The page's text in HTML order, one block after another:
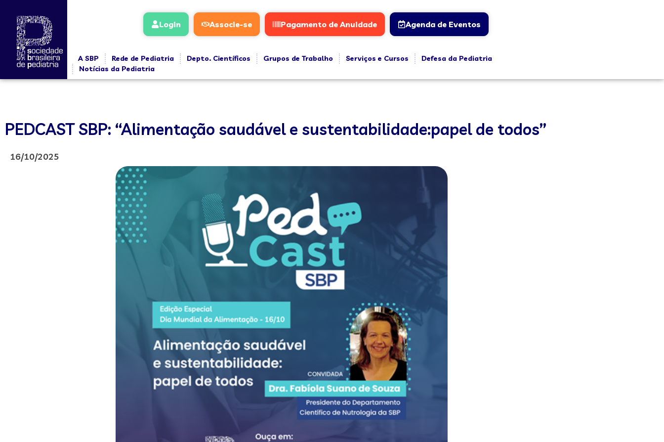
Login Associe-se Pagamento de Anuidade Agenda de Eventos
A SBP Rede de Pediatria Depto. Científicos Grupos de Trabalho Serviços e Cursos
Defesa da Pediatria
Notícias da Pediatria
PEDCAST SBP: “Alimentação saudável e sustentabilidade:papel de todos”
16/10/2025